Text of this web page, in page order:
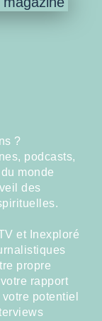
?
podcasts,
monde
des
et Inexploré
propre
rapport
potentiel